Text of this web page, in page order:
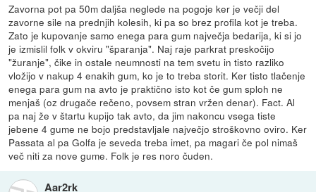
Zavorna pot pa 50m daljša neglede na pogoje ker je večji del
zavorne sile na prednjih kolesih, ki pa so brez profila kot je treba.
Zato je kupovanje samo enega para gum največja bedarija, ki si jo
je izmislil folk v okviru "šparanja". Naj raje parkrat preskočijo
"žuranje", čike in ostale neumnosti na tem svetu in tisto razliko
vložijo v nakup 4 enakih gum, ko je to treba storit. Ker tisto tlačenje
enega para gum na avto je praktično isto kot če gum sploh ne
menjaš (oz drugače rečeno, povsem stran vržen denar). Fact. Al
pa naj že v štartu kupijo tak avto, da jim nakoncu vsega tiste
jebene 4 gume ne bojo predstavljale največjo stroškovno oviro. Ker
Passata al pa Golfa je seveda treba imet, pa magari če pol nimaš
več niti za nove gume. Folk je res noro čuden.
Aar2rk